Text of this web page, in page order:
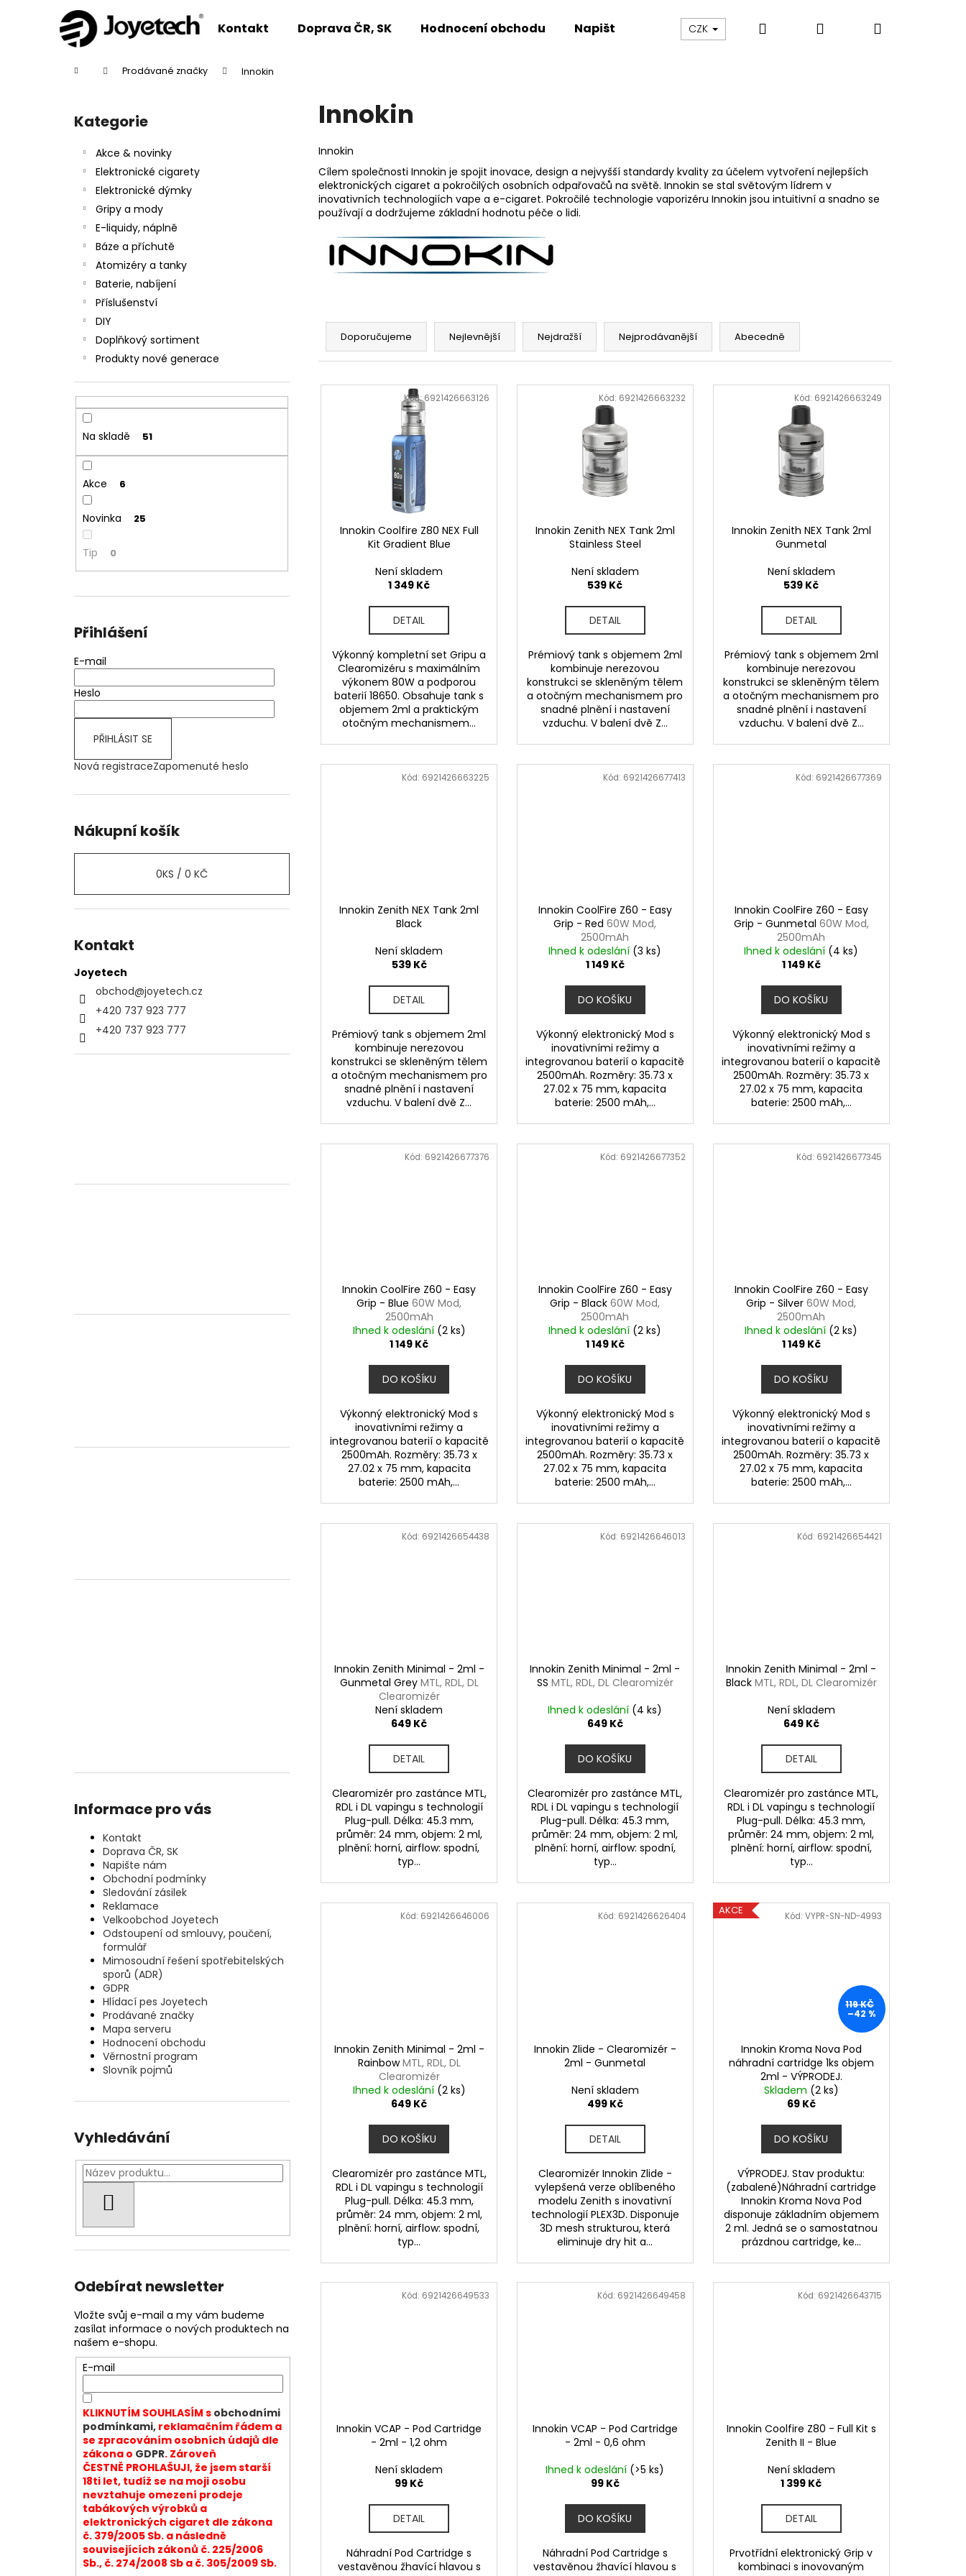
Kontakt Doprava ČR, SK Hodnocení obchodu Napište nám Sledování zásilek Obchodní podmínky
CZK Hledat PřihlášeníNákupní
Domů Prodávané značky Innokin
Přeskočit
kategorie
Kategorie
Akce & novinky
Elektronické cigarety
Elektronické dýmky
Gripy a mody
E-liquidy, náplně
Báze a příchutě
Atomizéry a tanky
Baterie, nabíjení
Příslušenství
DIY
Doplňkový sortiment
Produkty nové generace
Na skladě 51
Akce 6
Novinka 25
Tip 0
Přihlášení
E-mail
Heslo
PŘIHLÁSIT SE
Nová registraceZapomenuté heslo
Nákupní košík
0KS / 0 KČ
Kontakt
Joyetech
obchod@joyetech.cz
+420 737 923 777
+420 737 923 777
Informace pro vás
Kontakt
Doprava ČR, SK
Napište nám
Obchodní podmínky
Sledování zásilek
Reklamace
Velkoobchod Joyetech
Odstoupení od smlouvy, poučení,
formulář
Mimosoudní řešení spotřebitelských
sporů (ADR)
GDPR
Hlídací pes Joyetech
Prodávané značky
Mapa serveru
Hodnocení obchodu
Věrnostní program
Slovník pojmů
Vyhledávání
Odebírat newsletter
Vložte svůj e-mail a my vám budeme
zasílat informace o nových produktech na
našem e-shopu.
E-mail
KLIKNUTÍM SOUHLASÍM s obchodními
podmínkami,reklamačním řádem a
se zpracováním osobních údajů dle
zákona o GDPR. Zároveň
ČESTNĚ PROHLAŠUJI, že jsem starší
18ti let, tudíž se na moji osobu
nevztahuje omezení prodeje
tabákových výrobků a
elektronických cigaret dle zákona
č. 379/2005 Sb. a následně
souvisejících zákonů č. 225/2006
Sb., č. 274/2008 Sb a č. 305/2009 Sb.
Innokin
Innokin
Cílem společnosti Innokin je spojit inovace, design a nejvyšší standardy kvality za účelem vytvoření nejlepších
elektronických cigaret a pokročilých osobních odpařovačů na světě. Innokin se stal světovým lídrem v
inovativních technologiích vape a e-cigaret. Pokročilé technologie vaporizéru Innokin jsou intuitivní a snadno se
používají a dodržujeme základní hodnotu péče o lidi.
Ř
z
Doporučujeme Nejlevnější Nejdražší Nejprodávanější Abecedně
V
Innokin Coolfire Z80 NEX Full
Kit Gradient Blue
Není skladem
1 349 Kč
DETAIL
Výkonný kompletní set Gripu a
Clearomizéru s maximálním
výkonem 80W a podporou
baterií 18650. Obsahuje tank s
objemem 2ml a praktickým
otočným mechanismem...
Kód:6921426663126
Innokin Zenith NEX Tank 2ml
Stainless Steel
Není skladem
539 Kč
DETAIL
Prémiový tank s objemem 2ml
kombinuje nerezovou
konstrukci se skleněným tělem
a otočným mechanismem pro
snadné plnění i nastavení
vzduchu. V balení dvě Z...
Kód: 6921426663232
Innokin Zenith NEX Tank 2ml
Gunmetal
Není skladem
539 Kč
DETAIL
Prémiový tank s objemem 2ml
kombinuje nerezovou
konstrukci se skleněným tělem
a otočným mechanismem pro
snadné plnění i nastavení
vzduchu. V balení dvě Z...
Kód: 6921426663249
Innokin Zenith NEX Tank 2ml
Black
Není skladem
539 Kč
DETAIL
Prémiový tank s objemem 2ml
kombinuje nerezovou
konstrukci se skleněným tělem
a otočným mechanismem pro
snadné plnění i nastavení
vzduchu. V balení dvě Z...
Kód: 6921426663225
Innokin CoolFire Z60 - Easy
Grip - Red60W Mod,
2500mAh
Ihned k odeslání (3 ks)
1 149 Kč
DO KOŠÍKU
Výkonný elektronický Mod s
inovativními režimy a
integrovanou baterií o kapacitě
2500mAh. Rozměry: 35.73 x
27.02 x 75 mm, kapacita
baterie: 2500 mAh,...
Kód: 6921426677413
Innokin CoolFire Z60 - Easy
Grip - Gunmetal 60W Mod,
2500mAh
Ihned k odeslání (4 ks)
1 149 Kč
DO KOŠÍKU
Výkonný elektronický Mod s
inovativními režimy a
integrovanou baterií o kapacitě
2500mAh. Rozměry: 35.73 x
27.02 x 75 mm, kapacita
baterie: 2500 mAh,...
Kód: 6921426677369
Innokin CoolFire Z60 - Easy
Grip - Blue60W Mod,
2500mAh
Ihned k odeslání (2 ks)
1 149 Kč
DO KOŠÍKU
Výkonný elektronický Mod s
inovativními režimy a
integrovanou baterií o kapacitě
2500mAh. Rozměry: 35.73 x
27.02 x 75 mm, kapacita
baterie: 2500 mAh,...
Kód: 6921426677376
Innokin CoolFire Z60 - Easy
Grip - Black60W Mod,
2500mAh
Ihned k odeslání (2 ks)
1 149 Kč
DO KOŠÍKU
Výkonný elektronický Mod s
inovativními režimy a
integrovanou baterií o kapacitě
2500mAh. Rozměry: 35.73 x
27.02 x 75 mm, kapacita
baterie: 2500 mAh,...
Kód: 6921426677352
Innokin CoolFire Z60 - Easy
Grip - Silver60W Mod,
2500mAh
Ihned k odeslání (2 ks)
1 149 Kč
DO KOŠÍKU
Výkonný elektronický Mod s
inovativními režimy a
integrovanou baterií o kapacitě
2500mAh. Rozměry: 35.73 x
27.02 x 75 mm, kapacita
baterie: 2500 mAh,...
Kód: 6921426677345
Innokin Zenith Minimal - 2ml -
Gunmetal Grey MTL, RDL, DL
Clearomizér
Není skladem
649 Kč
DETAIL
Clearomizér pro zastánce MTL,
RDL i DL vapingu s technologií
Plug-pull. Délka: 45.3 mm,
průměr: 24 mm, objem: 2 ml,
plnění: horní, airflow: spodní,
typ...
Kód: 6921426654438
Innokin Zenith Minimal - 2ml -
SS MTL, RDL, DL Clearomizér
Ihned k odeslání (4 ks)
649 Kč
DO KOŠÍKU
Clearomizér pro zastánce MTL,
RDL i DL vapingu s technologií
Plug-pull. Délka: 45.3 mm,
průměr: 24 mm, objem: 2 ml,
plnění: horní, airflow: spodní,
typ...
Kód: 6921426646013
Innokin Zenith Minimal - 2ml -
Black MTL, RDL, DL Clearomizér
Není skladem
649 Kč
DETAIL
Clearomizér pro zastánce MTL,
RDL i DL vapingu s technologií
Plug-pull. Délka: 45.3 mm,
průměr: 24 mm, objem: 2 ml,
plnění: horní, airflow: spodní,
typ...
Kód: 6921426654421
Innokin Zenith Minimal - 2ml -
RainbowMTL, RDL, DL
Clearomizér
Ihned k odeslání (2 ks)
649 Kč
DO KOŠÍKU
Clearomizér pro zastánce MTL,
RDL i DL vapingu s technologií
Plug-pull. Délka: 45.3 mm,
průměr: 24 mm, objem: 2 ml,
plnění: horní, airflow: spodní,
typ...
Kód: 6921426646006
Innokin Zlide - Clearomizér -
2ml - Gunmetal
Není skladem
499 Kč
DETAIL
Clearomizér Innokin Zlide -
vylepšená verze oblíbeného
modelu Zenith s inovativní
technologií PLEX3D. Disponuje
3D mesh strukturou, která
eliminuje dry hit a...
Kód: 6921426626404 AKCE
119 KČ
–42 %
Innokin Kroma Nova Pod
náhradní cartridge 1ks objem
2ml - VÝPRODEJ.
Skladem (2 ks)
69 Kč
DO KOŠÍKU
VÝPRODEJ. Stav produktu:
(zabalené)Náhradní cartridge
Innokin Kroma Nova Pod
disponuje základním objemem
2 ml. Jedná se o samostatnou
prázdnou cartridge, ke...
Kód: VYPR-SN-ND-4993
Innokin VCAP - Pod Cartridge
- 2ml - 1,2 ohm
Není skladem
99 Kč
DETAIL
Náhradní Pod Cartridge s
vestavěnou žhavící hlavou s
Kód: 6921426649533
Innokin VCAP - Pod Cartridge
- 2ml - 0,6 ohm
Ihned k odeslání (>5 ks)
99 Kč
DO KOŠÍKU
Náhradní Pod Cartridge s
vestavěnou žhavící hlavou s
Kód: 6921426649458
Innokin Coolfire Z80 - Full Kit s
Zenith II - Blue
Není skladem
1 399 Kč
DETAIL
Prvotřídní elektronický Grip v
kombinaci s inovovaným
Kód: 6921426643715
Zpět
Zpět
Doporučujeme
JOYETECH BF SS316 ATOMIZER 0,6OHM
57 Kč
LIQUID DEKANG PINEAPPLE 10ML - 11MG
(ANANAS)
195 Kč
ELF BAR ELFA POD - PŘEDNAPLNĚNÁ
CARTRIDGE - WATERMELON - 20MG -
2KS
Původně:225 Kč